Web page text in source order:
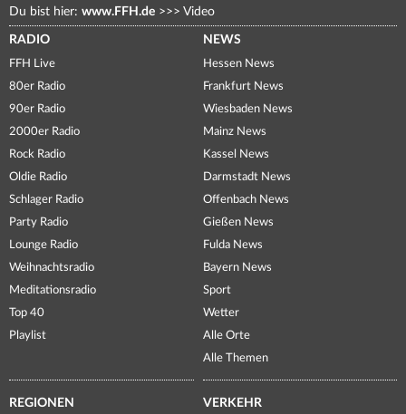
Du bist hier: www.FFH.de >>> Video
RADIO
FFH Live
80er Radio
90er Radio
2000er Radio
Rock Radio
Oldie Radio
Schlager Radio
Party Radio
Lounge Radio
Weihnachtsradio
Meditationsradio
Top 40
Playlist
NEWS
Hessen News
Frankfurt News
Wiesbaden News
Mainz News
Kassel News
Darmstadt News
Offenbach News
Gießen News
Fulda News
Bayern News
Sport
Wetter
Alle Orte
Alle Themen
REGIONEN VERKEHR